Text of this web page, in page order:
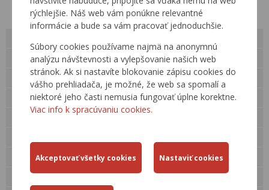
rýchlejšie. Náš web vám ponúkne relevantné
informácie a bude sa vám pracovať jednoduchšie.
Súbory cookies používame najmä na anonymnú
analýzu návštevnosti a vylepšovanie našich web
stránok. Ak si nastavíte blokovanie zápisu cookies do
vášho prehliadača, je možné, že web sa spomalí a
niektoré jeho časti nemusia fungovať úplne korektne.
Viac info k spracúvaniu cookies.
Verejné obstarávanie
Kariéra
Pre verejnosť
Činnosti
Cestná databanka »